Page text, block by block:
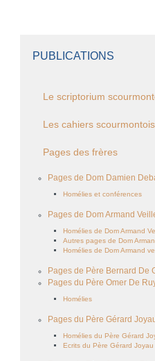
PUBLICATIONS
Le scriptorium
Les cahiers scourmontois
Pages des frères
Pages de Dom Damien
Homélies et conférences
Pages de Dom Armand
Homélies de Dom Armand
Autres pages de Dom
Homélies de Dom Armand
Pages de Père Bernard De
Pages du Père Omer De
Homélies
Pages du Père Gérard
Homélies du Père Gérard
Ecrits du Père Gérard Joyau